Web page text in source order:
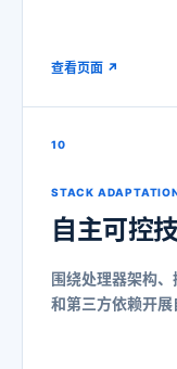
查看页面 ↗
10
STACK
自主可控
围绕处理器架构
和第三方依赖开展